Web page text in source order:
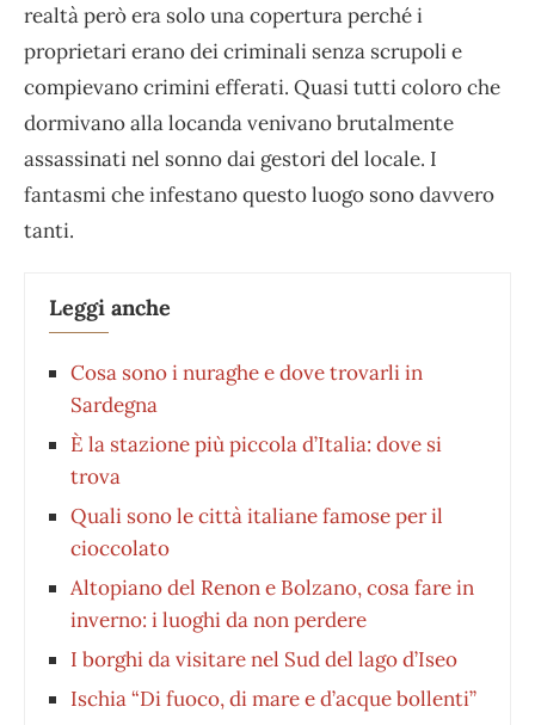
realtà però era solo una copertura perché i
proprietari erano dei criminali senza scrupoli e
compievano crimini efferati. Quasi tutti coloro che
dormivano alla locanda venivano brutalmente
assassinati nel sonno dai gestori del locale. I
fantasmi che infestano questo luogo sono davvero
tanti.
Leggi anche
Cosa sono i nuraghe e dove trovarli in
Sardegna
È la stazione più piccola d’Italia: dove si
trova
Quali sono le città italiane famose per il
cioccolato
Altopiano del Renon e Bolzano, cosa fare in
inverno: i luoghi da non perdere
I borghi da visitare nel Sud del lago d’Iseo
Ischia “Di fuoco, di mare e d’acque bollenti”